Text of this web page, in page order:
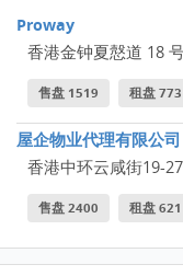
Proway
香港金钟夏慤道 18
售盘 1519 租盘 773
屋企物业代理有限公司
香港中环云咸街19-
售盘 2400 租盘 621